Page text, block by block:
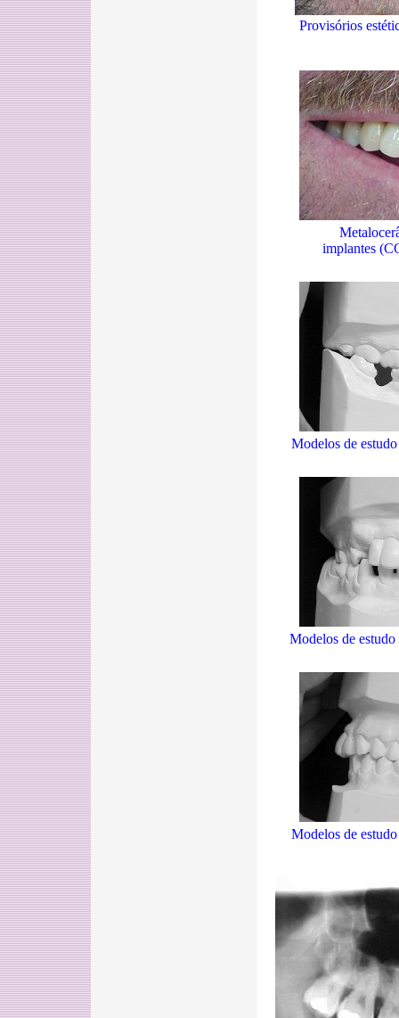
Provisórios
implantes (
Modelos de
Modelos de estudo
Modelos de